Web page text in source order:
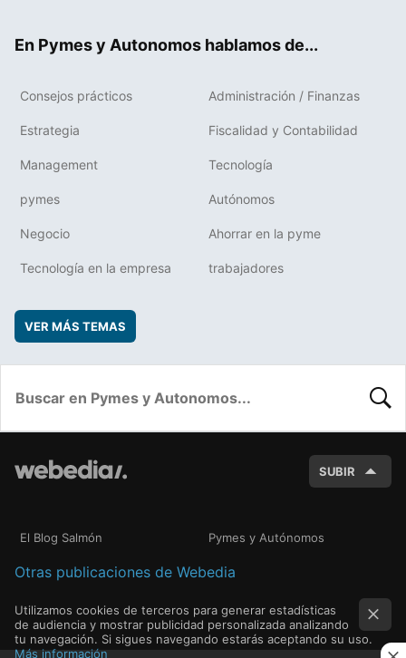
En Pymes y Autonomos hablamos de...
Consejos prácticos Administración / Finanzas
Estrategia Fiscalidad y Contabilidad
Management Tecnología
pymes Autónomos
Negocio Ahorrar en la pyme
Tecnología en la empresa trabajadores
VER MÁS TEMAS
SUBIR
El Blog Salmón Pymes y Autónomos
Otras publicaciones de Webedia
Utilizamos cookies de terceros para generar estadísticas
de audiencia y mostrar publicidad personalizada analizando
tu navegación. Si sigues navegando estarás aceptando su uso.
Más información